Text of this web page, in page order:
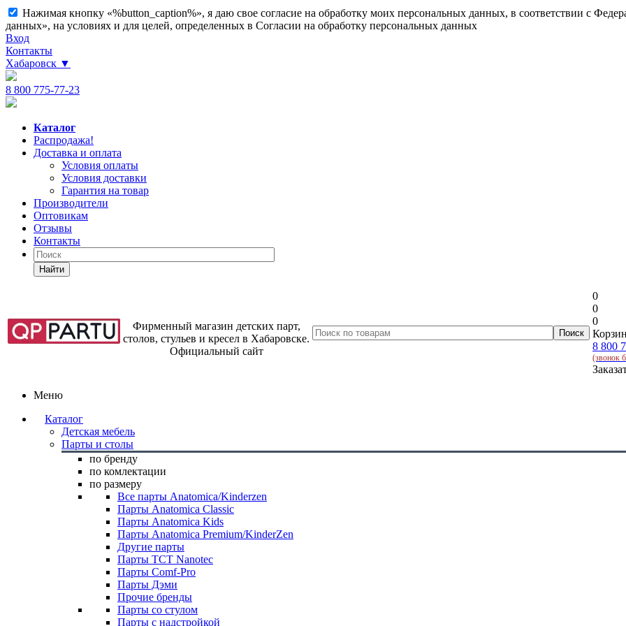
Нажимая кнопку «%button_caption%», я даю свое согласие на обработку моих персональных данных, в соответствии с
данных», на условиях и для целей, определенных в Согласии на обработку персональных данных
Вход
Контакты
Хабаровск ▼
8 800 775-77-23
Каталог
Распродажа!
Доставка и оплата
Условия оплаты
Условия доставки
Гарантия на товар
Производители
Оптовикам
Отзывы
Контакты
Найти
Фирменный магазин детских парт,
столов, стульев и кресел в Хабаровске.
Официальный сайт
0
0
0
8 800
(звонок
Меню
Каталог
Детская мебель
Парты и столы
по бренду
по комлектации
по размеру
Все парты Anatomica/Kinderzen
Парты Anatomica Classic
Парты Anatomica Kids
Парты Anatomica Premium/KinderZen
Другие парты
Парты TCT Nanotec
Парты Comf-Pro
Парты Дэми
Прочие бренды
Парты со стулом
Парты с надстройкой